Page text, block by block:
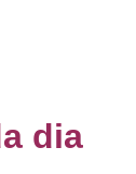
dia